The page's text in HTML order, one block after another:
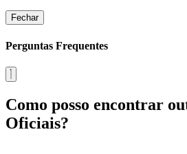
Fechar
Perguntas Frequentes
Como posso encontrar
Oficiais?